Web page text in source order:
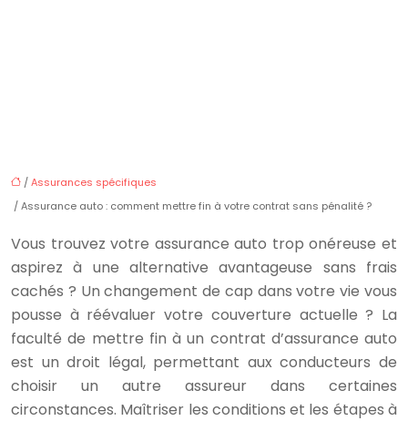
/Assurances spécifiques
/ Assurance auto : comment mettre fin à votre contrat sans pénalité ?
Vous trouvez votre assurance auto trop onéreuse et
aspirez à une alternative avantageuse sans frais
cachés ? Un changement de cap dans votre vie vous
pousse à réévaluer votre couverture actuelle ? La
faculté de mettre fin à un contrat d’assurance auto
est un droit légal, permettant aux conducteurs de
choisir un autre assureur dans certaines
circonstances. Maîtriser les conditions et les étapes à